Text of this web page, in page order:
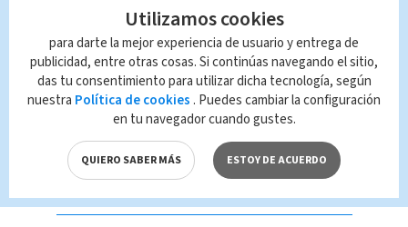
Utilizamos cookies
para darte la mejor experiencia de usuario y entrega de
publicidad, entre otras cosas. Si continúas navegando el sitio,
das tu consentimiento para utilizar dicha tecnología, según
nuestra Política de cookies . Puedes cambiar la configuración
en tu navegador cuando gustes.
QUIERO SABER MÁS ESTOY DE ACUERDO